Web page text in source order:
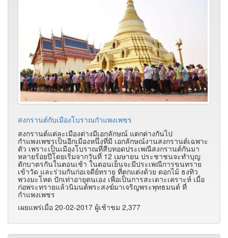
สงกรานต์กับเมืองโบราณกำแพงเพชร
สงกรานต์แต่ละเมืองต่างมีเอกลักษณ์ แตกต่างกันไป
กำแพงเพชรเป็นอีกเมืองหนึ่งที่มี เอกลักษณ์งานสงกรานต์เฉพาะ
ตัว เพราะเป็นเมืองโบราณที่สืบทอดประเพณีสงกรานต์กันมา
หลายร้อยปีโดยเริ่มจากวันที่ 12 เมษายน ประชาชนจะทำบุญ
ตักบาตรกันในตอนเช้า ในตอนเย็นจะมีประเพณีการขนทราย
เข้าวัด และร่วมกันก่อเจดีย์ทราย ที่ตกแต่งด้วย ดอกไม้ ธงทิว
พวงมะโหด ปักเท่าอายุตนเอง เพื่อเป็นการสะเดาะเคราะห์ เมื่อ
ก่อพระทรายแล้วนิมนต์พระสงฆ์มาเจริญพระพุทธมนต์ ที่
กำแพงเพชร
เผยแพร่เมื่อ 20-02-2017 ผู้เช้าชม 2,377